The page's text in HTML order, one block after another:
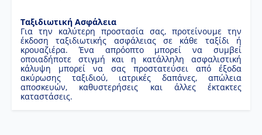
Ταξιδιωτική Aσφάλεια
Για την καλύτερη προστασία σας, προτείνουμε την
έκδοση ταξιδιωτικής ασφάλειας σε κάθε ταξίδι ή
κρουαζιέρα. Ένα απρόοπτο μπορεί να συμβεί
οποιαδήποτε στιγμή και η κατάλληλη ασφαλιστική
κάλυψη μπορεί να σας προστατεύσει από έξοδα
ακύρωσης ταξιδιού, ιατρικές δαπάνες, απώλεια
αποσκευών, καθυστερήσεις και άλλες έκτακτες
καταστάσεις.